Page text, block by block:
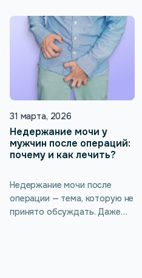
распространенности не
знает никто. Для мужчины,
хоть старше 50 лет, хоть
моложе, это –
исключительно болезненная
тема! И даже если он
доходит до уролога или
врача нередко могут
игнорироваться, например,
когда назначается
аппаратное лечение
победить это состояние в
домашних условиях? При чём
здесь мышцы тазового дна и
31 марта, 2026
Недержание мочи у
мужчин после операций:
почему и как лечить?
Недержание мочи после
операции — тема, которую не
принято обсуждать. Даже